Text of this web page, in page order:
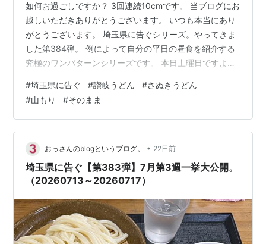
如何お過ごしですか？ 3回連続10cmです。 当ブログにお
越しいただきありがとうございます。 いつも本当にあり
がとうございます。 埼玉県に告ぐシリーズ。やってきま
した第384弾。 例によって自分の平日の昼食を紹介する
究極のワンパターンシリーズです。 本日土曜日ですよ。
［sankairenzoku10cm］は適格販売により収入を得てい
ます。 まえがき。 7月第4週。 編集後記 まえがき。 前回
は同シリーズ第383弾で2026年7月第3週の昼食を紹介さ
せていただきました。 www.sankairenzoku10cm.blue 今
回は2026年7月第4週です…
#埼玉県に告ぐ #讃岐うどん #さぬきうどん
#山もり #そのまま
おっさんのblogというブログ。 • 22日前
埼玉県に告ぐ【第383弾】7月第3週一挙大公開。
（20260713～20260717）